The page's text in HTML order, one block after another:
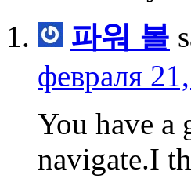
파워 볼
февраля
You have a
navigate.I